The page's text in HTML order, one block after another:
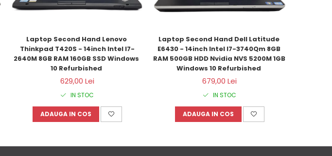
Laptop Second Hand Lenovo
Thinkpad T420S - 14inch Intel I7-
2640M 8GB RAM 160GB SSD Windows
10 Refurbished
629,00 Lei
IN STOC
ADAUGA IN COS
Laptop Second Hand Dell Latitude
E6430 - 14inch Intel I7-3740Qm 8GB
RAM 500GB HDD Nvidia NVS 5200M 1GB
Windows 10 Refurbished
679,00 Lei
IN STOC
ADAUGA IN COS